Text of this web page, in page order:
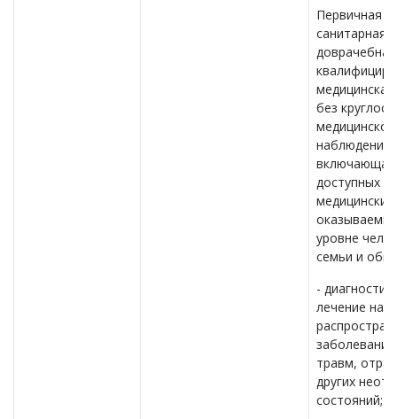
Первичная
санитарная
без
наблюдения,
включающая
доступных
медицинских
уровне
семьи и
-
лечение
травм,
других
состояний;